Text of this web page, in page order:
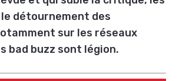
détournement des
sur les réseaux
bad buzz sont légion.